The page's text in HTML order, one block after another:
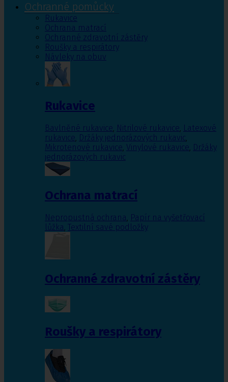
Ochranné pomůcky
Rukavice
Ochrana matrací
Ochranné zdravotní zástěry
Roušky a respirátory
Návleky na obuv
Rukavice
Bavlněné rukavice, Nitrilové rukavice, Latexové
rukavice, Držáky jednorázových rukavic,
Mikrotenové rukavice, Vinylové rukavice, Držáky
jednorázových rukavic
Ochrana matrací
Nepropustná ochrana, Papír na vyšetřovací
lůžka, Textilní savé podložky
Ochranné zdravotní zástěry
Roušky a respirátory